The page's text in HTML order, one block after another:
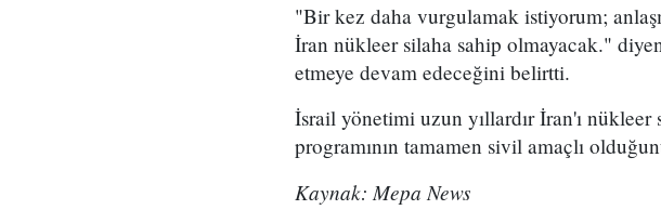
"Bir kez daha vurgulamak istiyorum;
İran nükleer silaha sahip olmayacak."
etmeye devam edeceğini belirtti.
İsrail yönetimi uzun yıllardır İran'ı
programının tamamen sivil amaçlı
Kaynak: Mepa News